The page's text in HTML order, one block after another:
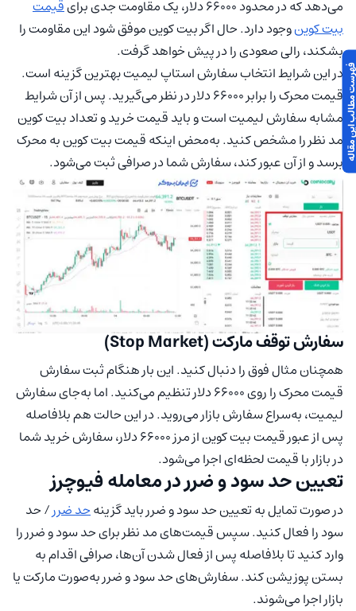
می‌دهد که در محدود 66000 دلار، یک مقاومت جدی برای
قیمت
بیت کوینوجود دارد. حال اگر بیت کوین موفق شود این مقاومت را
بشکند، رالی صعودی را در پیش خواهد گرفت.
در این شرایط انتخاب سفارش استاپ لیمیت بهترین گزینه است.
قیمت محرک را برابر 66000 دلار در نظر می‌گیرید. پس از آن شرایط
مشابه سفارش لیمیت است و باید قیمت خرید و تعداد بیت کوین
مد نظر را مشخص کنید. به‌محض اینکه قیمت بیت کوین به محرک
برسد و از آن عبور کند، سفارش شما در صرافی ثبت می‌شود.
سفارش توقف مارکت (Stop Market)
همچنان مثال فوق را دنبال کنید. این بار هنگام ثبت سفارش
قیمت محرک را روی 66000 دلار تنظیم می‌کنید. اما به‌جای سفارش
لیمیت، به‌سراع سفارش بازار می‌روید. در این حالت هم بلافاصله
پس از عبور قیمت بیت کوین از مرز 66000 دلار، سفارش خرید شما
در بازار با قیمت لحظه‌ای اجرا می‌شود.
تعیین حد سود و ضرر در معامله فیوچرز
در صورت تمایل به تعیین حد سود و ضرر باید گزینهحد ضرر/ حد
سود را فعال کنید. سپس قیمت‌های مد نظر برای حد سود و ضرر را
وارد کنید تا بلافاصله پس از فعال شدن آن‌ها، صرافی اقدام به
بستن پوزیشن کند. سفارش‌های حد سود و ضرر به‌صورت مارکت یا
بازار اجرا می‌شوند.
مقاله